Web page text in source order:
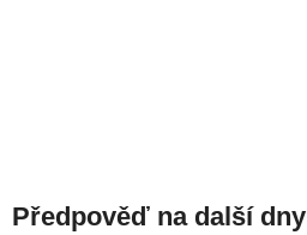
Předpověď na další dny